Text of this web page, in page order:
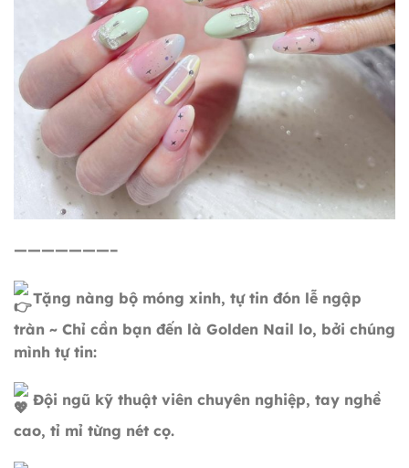
———————–
Tặng nàng bộ móng xinh, tự tin đón lễ ngập
tràn ~ Chỉ cần bạn đến là Golden Nail lo, bởi chúng
mình tự tin:
Đội ngũ kỹ thuật viên chuyên nghiệp, tay nghề
cao, tỉ mỉ từng nét cọ.